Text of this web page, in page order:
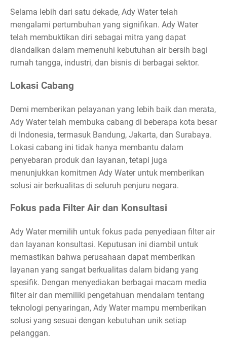
Selama lebih dari satu dekade, Ady Water telah
mengalami pertumbuhan yang signifikan. Ady Water
telah membuktikan diri sebagai mitra yang dapat
diandalkan dalam memenuhi kebutuhan air bersih bagi
rumah tangga, industri, dan bisnis di berbagai sektor.
Lokasi Cabang
Demi memberikan pelayanan yang lebih baik dan merata,
Ady Water telah membuka cabang di beberapa kota besar
di Indonesia, termasuk Bandung, Jakarta, dan Surabaya.
Lokasi cabang ini tidak hanya membantu dalam
penyebaran produk dan layanan, tetapi juga
menunjukkan komitmen Ady Water untuk memberikan
solusi air berkualitas di seluruh penjuru negara.
Fokus pada Filter Air dan Konsultasi
Ady Water memilih untuk fokus pada penyediaan filter air
dan layanan konsultasi. Keputusan ini diambil untuk
memastikan bahwa perusahaan dapat memberikan
layanan yang sangat berkualitas dalam bidang yang
spesifik. Dengan menyediakan berbagai macam media
filter air dan memiliki pengetahuan mendalam tentang
teknologi penyaringan, Ady Water mampu memberikan
solusi yang sesuai dengan kebutuhan unik setiap
pelanggan.